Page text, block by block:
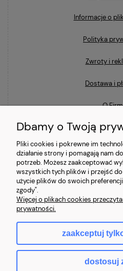
Informacje o
Polityka
Zwroty i
Dostawa i
O
Blog
Ostatnio
Co to znaczy, że laptop jest
Najczęstsze mity o laptopach
Dbamy o Twoją
Pliki cookies i pokrewne im
działanie strony i pomagają nam
potrzeb. Możesz zaakceptować
wszystkich tych plików i przejść
użycie plików do swoich
zgody".
Więcej o plikach cookies
prywatności.
zaakceptuj
dostosuj